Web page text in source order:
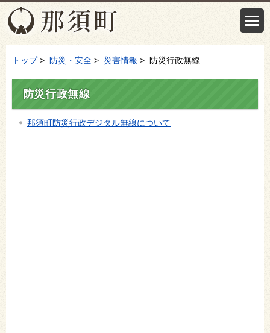
トップ> 防災・安全 > 災害情報 > 防災行政無線
防災行政無線
那須町防災行政デジタル無線について